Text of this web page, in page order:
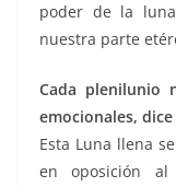
poder de la
nuestra parte
Cada plenilunio
emocionales,
Esta Luna llena
en oposición